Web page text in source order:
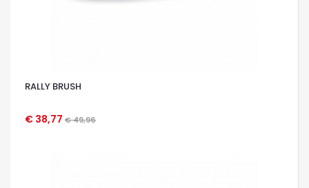
RALLY BRUSH
€ 38,77 € 49,96
OCCHIATA VELOCE